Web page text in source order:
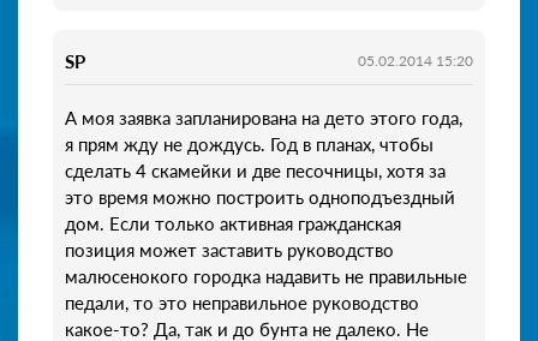
SP 05.02.2014 15:20
А моя заявка запланирована на дето этого года,
я прям жду не дождусь. Год в планах, чтобы
сделать 4 скамейки и две песочницы, хотя за
это время можно построить одноподъездный
дом. Если только активная гражданская
позиция может заставить руководство
малюсенокого городка надавить не правильные
педали, то это неправильное руководство
какое-то? Да, так и до бунта не далеко. Не